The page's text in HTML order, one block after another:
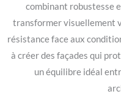
combinant robustesse
transformer visuellement
résistance face aux
à créer des façades qui
un équilibre idéal